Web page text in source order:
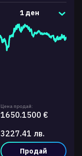
1 ден
Цена продай:
1650.1500 €
3227.41 лв.
Продай